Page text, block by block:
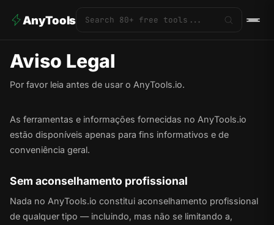
AnyTools
Aviso Legal
Por favor leia antes de usar o AnyTools.io.
As ferramentas e informações fornecidas no AnyTools.io
estão disponíveis apenas para fins informativos e de
conveniência geral.
Sem aconselhamento profissional
Nada no AnyTools.io constitui aconselhamento profissional
de qualquer tipo — incluindo, mas não se limitando a,